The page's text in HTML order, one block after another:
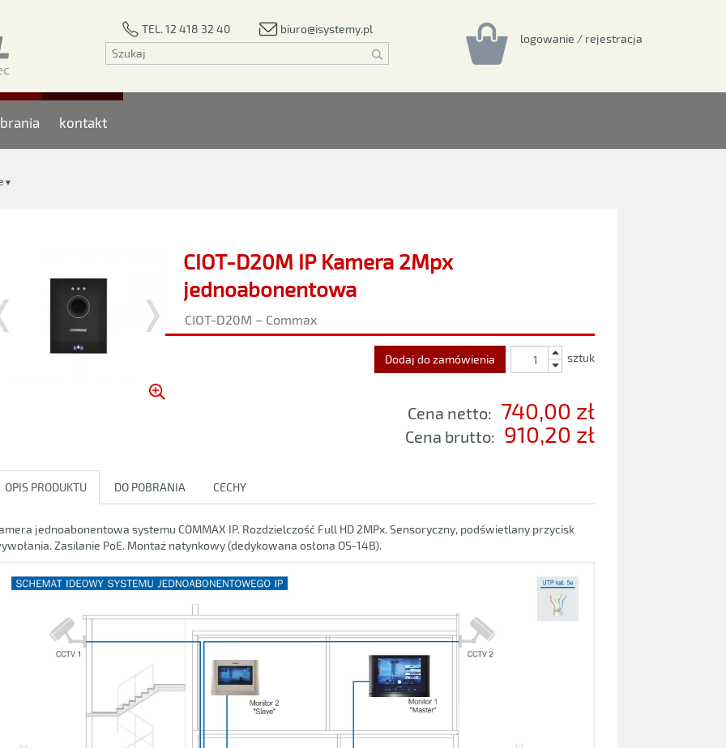
TEL. 12 418 32 40 biuro@isystemy.pl
logowanie / rejestracja
kontakt
▼
CIOT-D20M IP Kamera 2Mpx
jednoabonentowa
CIOT-D20M – Commax
Dodaj do zamówienia sztuk
Cena netto: 740,00 zł
Cena brutto: 910,20 zł
OPIS PRODUKTU DO POBRANIA CECHY
jednoabonentowa systemu COMMAX IP. Rozdzielczość Full HD 2MPx. Sensoryczny, podświetlany przycisk
Zasilanie PoE. Montaż natynkowy (dedykowana osłona OS-14B).